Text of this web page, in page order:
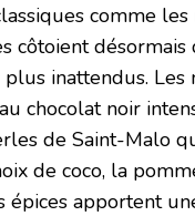
comme
côtoient désormais
inattendus. Les
chocolat noir
de Saint-Malo
de coco, la
épices apportent